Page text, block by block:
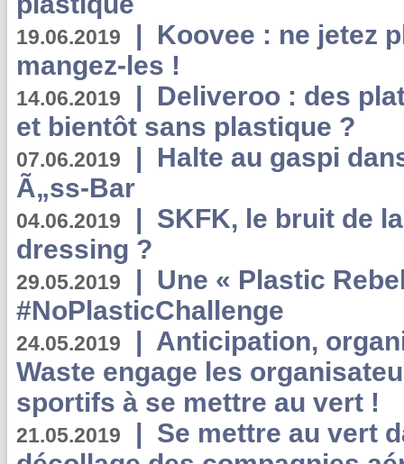
19.06.2019 | Koovee : ne jetez
mangez-les !
14.06.2019 | Deliveroo : des
et bientôt sans plastique ?
07.06.2019 | Halte au gaspi
Ã„ss-Bar
04.06.2019 | SKFK, le bruit de
dressing ?
29.05.2019 | Une « Plastic
#NoPlasticChallenge
24.05.2019 | Anticipation,
Waste engage les
sportifs à se mettre au vert !
21.05.2019 | Se mettre au vert